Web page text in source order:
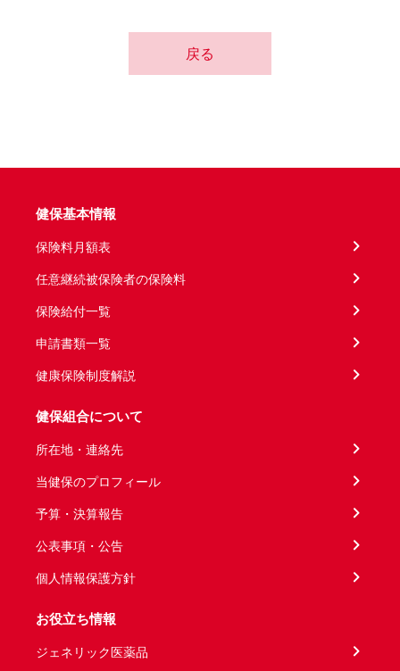
戻る
健保基本情報
保険料月額表
任意継続被保険者の保険料
保険給付一覧
申請書類一覧
健康保険制度解説
健保組合について
所在地・連絡先
当健保のプロフィール
予算・決算報告
公表事項・公告
個人情報保護方針
お役立ち情報
ジェネリック医薬品